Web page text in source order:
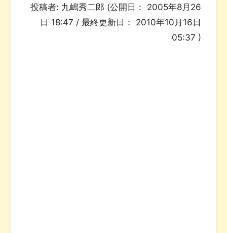
投稿者: 九嶋秀二郎 (公開日： 2005年8月26
日 18:47 / 最終更新日： 2010年10月16日
05:37 )